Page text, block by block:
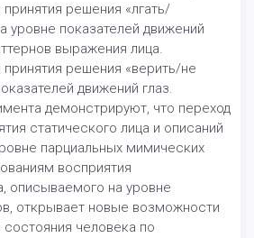
решения «лгать/
уровне показателей движений
выражения лица.
решения «верить/не
движений глаз.
демонстрируют, что переход
статического лица и описаний
парциальных мимических
восприятия
описываемого на уровне
открывает новые возможности
состояния человека по